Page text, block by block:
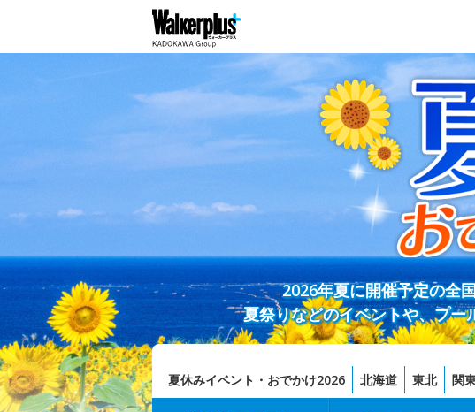
2026年夏に開催予定の全
夏祭りなどのイベントや、プ
夏休みイベント・おでかけ2026 北海道 東北 関